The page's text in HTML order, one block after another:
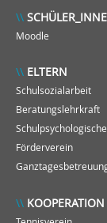
Moodle
ELTERN
Schulsozialarbeit
Beratungslehrkraft
Förderverein
KOOPERATION